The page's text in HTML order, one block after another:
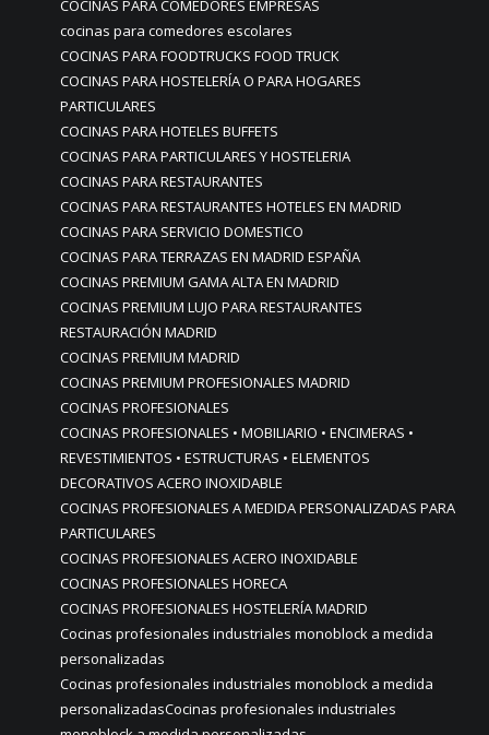
COCINAS PARA COMEDORES EMPRESAS
cocinas para comedores escolares
COCINAS PARA FOODTRUCKS FOOD TRUCK
COCINAS PARA HOSTELERÍA O PARA HOGARES
PARTICULARES
COCINAS PARA HOTELES BUFFETS
COCINAS PARA PARTICULARES Y HOSTELERIA
COCINAS PARA RESTAURANTES
COCINAS PARA RESTAURANTES HOTELES EN MADRID
COCINAS PARA SERVICIO DOMESTICO
COCINAS PARA TERRAZAS EN MADRID ESPAÑA
COCINAS PREMIUM GAMA ALTA EN MADRID
COCINAS PREMIUM LUJO PARA RESTAURANTES
RESTAURACIÓN MADRID
COCINAS PREMIUM MADRID
COCINAS PREMIUM PROFESIONALES MADRID
COCINAS PROFESIONALES
COCINAS PROFESIONALES • MOBILIARIO • ENCIMERAS •
REVESTIMIENTOS • ESTRUCTURAS • ELEMENTOS
DECORATIVOS ACERO INOXIDABLE
COCINAS PROFESIONALES A MEDIDA PERSONALIZADAS PARA
PARTICULARES
COCINAS PROFESIONALES ACERO INOXIDABLE
COCINAS PROFESIONALES HORECA
COCINAS PROFESIONALES HOSTELERÍA MADRID
Cocinas profesionales industriales monoblock a medida
personalizadas
Cocinas profesionales industriales monoblock a medida
personalizadasCocinas profesionales industriales